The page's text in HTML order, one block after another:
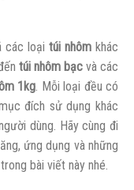
các loại túi nhômkhác
túi nhôm bạcvà các
1kg. Mỗi loại đều có
đích sử dụng khác
dùng. Hãy cùng đi
ứng dụng và những
bài viết này nhé.